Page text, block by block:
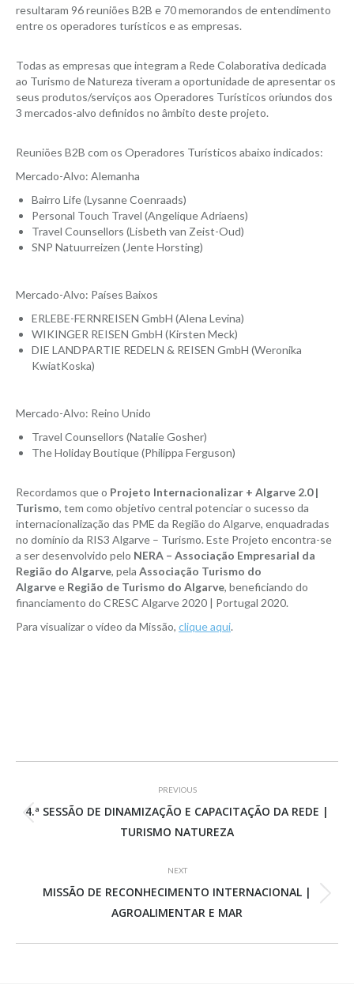
resultaram 96 reuniões B2B e 70 memorandos de entendimento
entre os operadores turísticos e as empresas.
Todas as empresas que integram a Rede Colaborativa dedicada
ao Turismo de Natureza tiveram a oportunidade de apresentar os
seus produtos/serviços aos Operadores Turísticos oriundos dos
3 mercados-alvo definidos no âmbito deste projeto.
Reuniões B2B com os Operadores Turísticos abaixo indicados:
Mercado-Alvo: Alemanha
Bairro Life (Lysanne Coenraads)
Personal Touch Travel (Angelique Adriaens)
Travel Counsellors (Lisbeth van Zeist-Oud)
SNP Natuurreizen (Jente Horsting)
Mercado-Alvo: Países Baixos
ERLEBE-FERNREISEN GmbH (Alena Levina)
WIKINGER REISEN GmbH (Kirsten Meck)
DIE LANDPARTIE REDELN & REISEN GmbH (Weronika
KwiatKoska)
Mercado-Alvo: Reino Unido
Travel Counsellors (Natalie Gosher)
The Holiday Boutique (Philippa Ferguson)
Recordamos que o Projeto Internacionalizar + Algarve 2.0 |
Turismo, tem como objetivo central potenciar o sucesso da
internacionalização das PME da Região do Algarve, enquadradas
no domínio da RIS3 Algarve – Turismo. Este Projeto encontra-se
a ser desenvolvido pelo NERA – Associação Empresarial da
Região do Algarve, pela Associação Turismo do
Algarvee Região de Turismo do Algarve, beneficiando do
financiamento do CRESC Algarve 2020 | Portugal 2020.
Para visualizar o vídeo da Missão, clique aqui.
navigation
PREVIOUS
Previous
project:
4.ª SESSÃO DE DINAMIZAÇÃO E CAPACITAÇÃO DA REDE |
TURISMO NATUREZA
NEXT
Next
project:
MISSÃO DE RECONHECIMENTO INTERNACIONAL |
AGROALIMENTAR E MAR